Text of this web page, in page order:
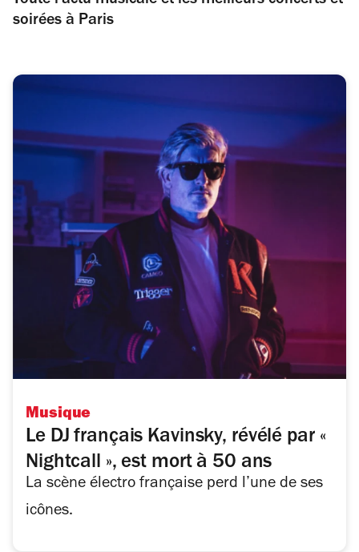
soirées à Paris
Musique
Le DJ français Kavinsky, révélé par «
Nightcall », est mort à 50 ans
La scène électro française perd l’une de ses
icônes.